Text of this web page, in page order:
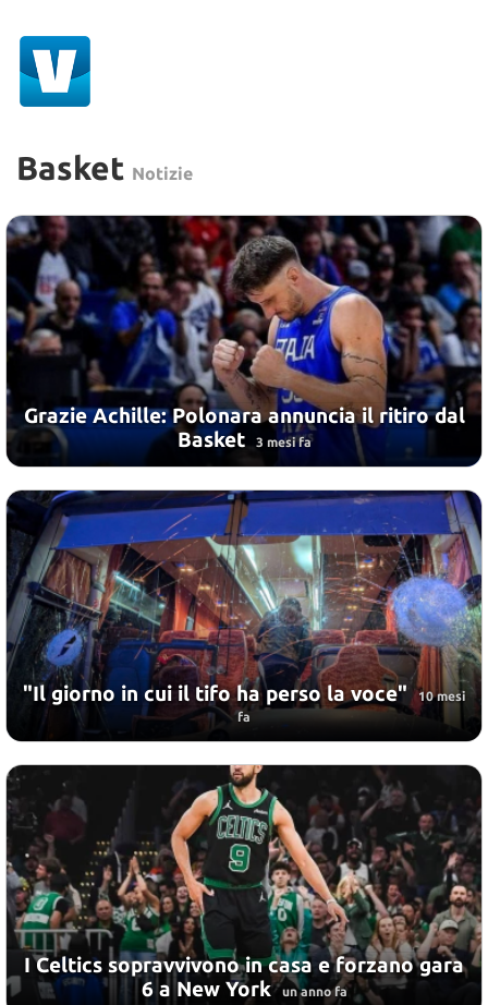
Basket Notizie
Grazie Achille: Polonara annuncia il ritiro dal
Basket
3 mesi fa
"Il giorno in cui il tifo ha perso la voce" 10 mesi
fa
I Celtics sopravvivono in casa e forzano gara
6 a New York un anno fa